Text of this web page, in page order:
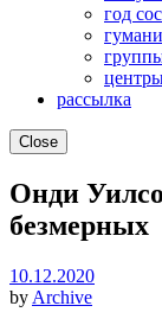
год
рассылка
Close
Онди
безмерных
10.12.2020
by Archive